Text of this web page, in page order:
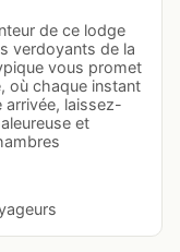
de ce lodge
verdoyants de la
vous promet
où chaque instant
arrivée, laissez-
et